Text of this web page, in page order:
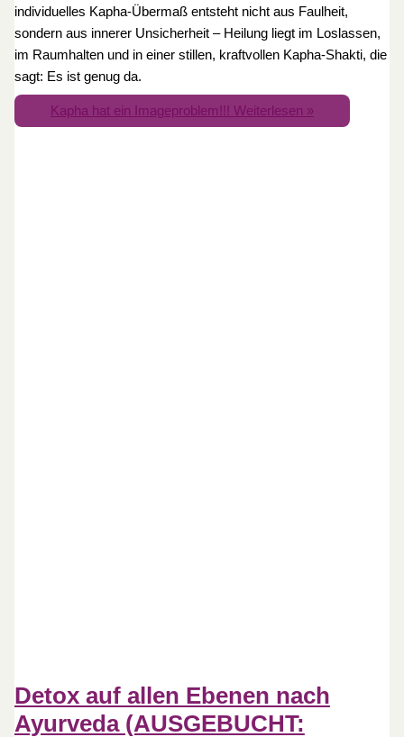
individuelles Kapha-Übermaß entsteht nicht aus Faulheit,
sondern aus innerer Unsicherheit – Heilung liegt im Loslassen,
im Raumhalten und in einer stillen, kraftvollen Kapha-Shakti, die
sagt: Es ist genug da.
Kapha hat ein Imageproblem!!! Weiterlesen »
Detox auf allen Ebenen nach
Ayurveda (AUSGEBUCHT: